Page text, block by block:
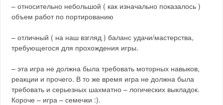
– относительно небольшой ( как изначально показалось )
объем работ по портированию
– отличный ( на наш взгляд ) баланс удачи/мастерства,
требующегося для прохождения игры.
– эта игра не должна была требовать моторных навыков,
реакции и прочего. В то же время игра не должна была
требовать и серьезных шахматно – логических выкладок.
Короче – игра – семечки :).